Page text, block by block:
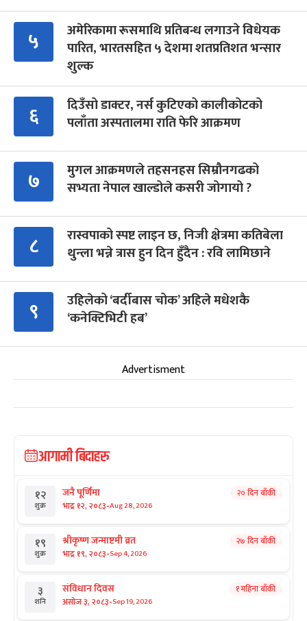
५
अमेरिकामा रूसमाथि प्रतिबन्ध लगाउने विधेयक
पारित, भारतसहित ५ देशमा शतप्रतिशत भन्सार
शुल्क
६
दिउँसो डाक्टर, नर्स कुटिएको कालीकोटको
पलाँता अस्पतालमा राति फेरि आक्रमण
७
मुगल आक्रमणले तहसनहस सिम्रौनगढको
सभ्यता नेपाल खाल्डोले कसरी जोगायो ?
८
रास्वपाको स्पष्ट लाइन छ, निजी क्षेत्रमा कतिबेला
थुन्ला भन्ने त्रास हुन दिन हुँदैन : रवि लामिछाने
९
उहिलेको ‘बर्दीबास चोक’ अहिले मधेशकै
‘कनेक्टिभिटी हब’
Advertisment
आगामी बिदाहरु
१२
शुक्र
जनै पूर्णिमा
भाद्र १२, २०८३-Aug 28, 2026
२० दिन बाँकी
१९
शुक्र
श्रीकृष्ण जन्माष्टमी व्रत
भाद्र १९, २०८३-Sep 4, 2026
२७ दिन बाँकी
३
शनि
संविधान दिवस
असोज ३, २०८३-Sep 19, 2026
१ महिना बाँकी